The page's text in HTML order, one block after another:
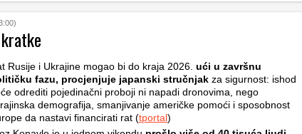
Rusije i Ukrajine mogao bi do kraja 2026. ući u završnu
fazu, procjenjuje japanski stručnjak za sigurnost: ishod
odrediti pojedinačni proboji ni napadi dronovima, nego
demografija, smanjivanje američke pomoći i sposobnost
da nastavi financirati rat (tportal)